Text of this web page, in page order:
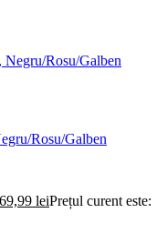
Rosu/Galben
69,99 leiPrețul curent este: